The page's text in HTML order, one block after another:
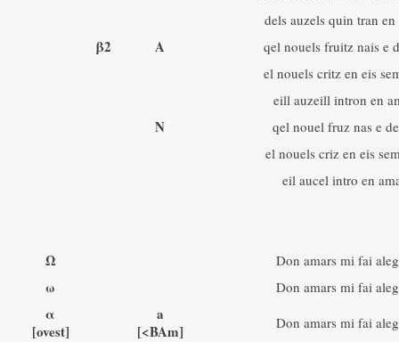
dels auzels quin tran en
β2 A
qel nouels fruitz nais e
el nouels critz en eis
eill auzeill intron en
N
qel nouel fruz nas e
el nouels criz en eis
eil aucel intro en
Ω Don amars mi fai
ω Don amars mi fai
α
[ovest]
a
[<BAm]
Don amars mi fai